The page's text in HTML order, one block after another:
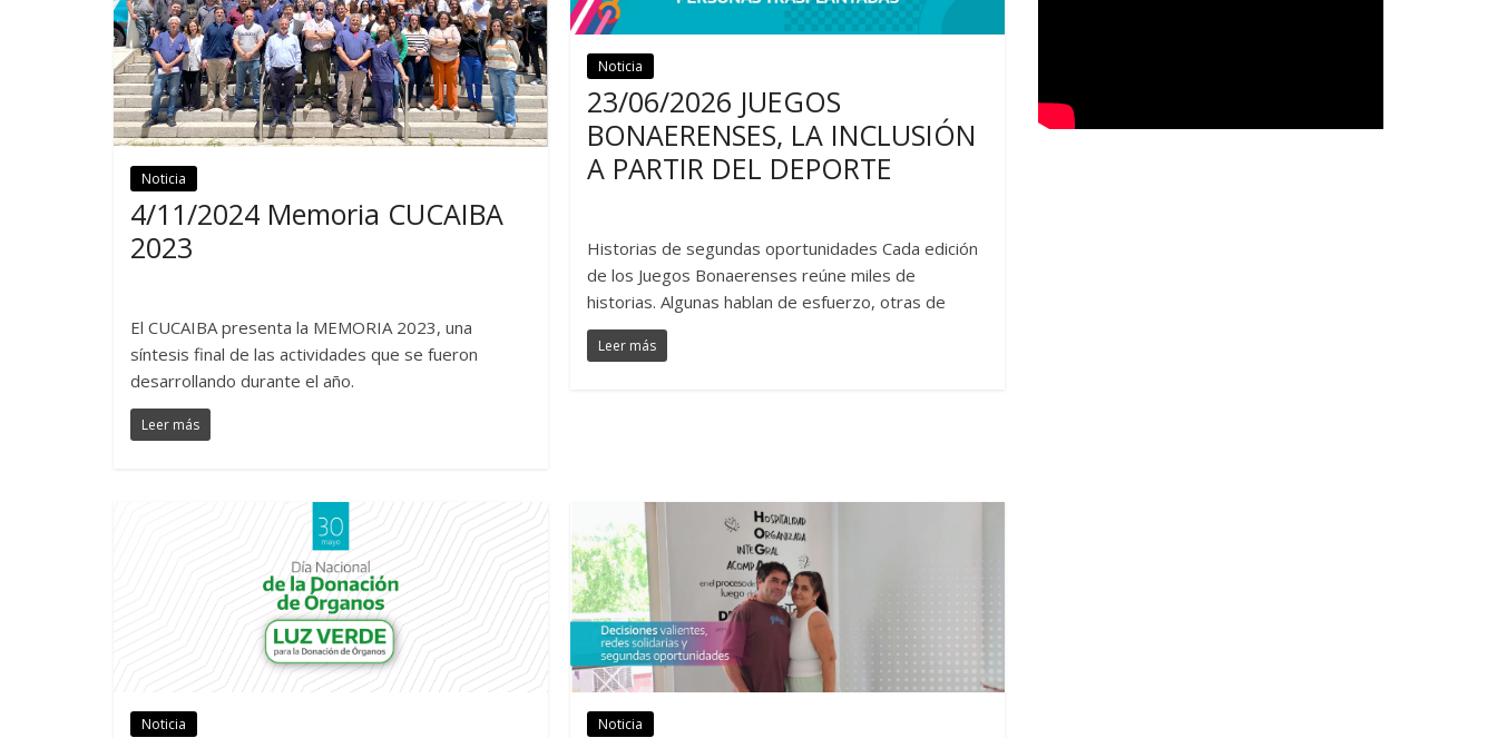
Noticia
4/11/2024 Memoria CUCAIBA
2023
El CUCAIBA presenta la MEMORIA 2023, una
síntesis final de las actividades que se fueron
desarrollando durante el año.
Leer más
Noticia
23/06/2026 JUEGOS
BONAERENSES, LA INCLUSIÓN
A PARTIR DEL DEPORTE
Historias de segundas oportunidades Cada edición
de los Juegos Bonaerenses reúne miles de
historias. Algunas hablan de esfuerzo, otras de
Leer más
Noticia Noticia